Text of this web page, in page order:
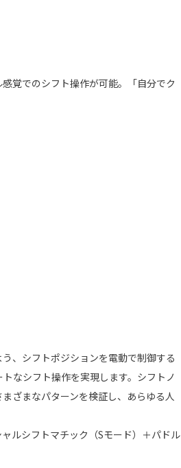
覚でのシフト操作が可能。「自分でク
、シフトポジションを電動で制御する
なシフト操作を実現します。シフトノ
ざまなパターンを検証し、あらゆる人
ルシフトマチック（Sモード）＋パドル